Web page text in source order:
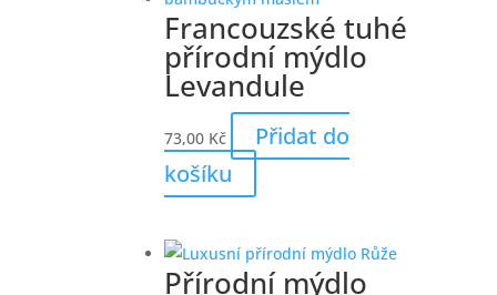
Francouzské tuhé
přírodní mýdlo
Levandule
73,00 Kč
Přidat do
košíku
Přírodní mýdlo